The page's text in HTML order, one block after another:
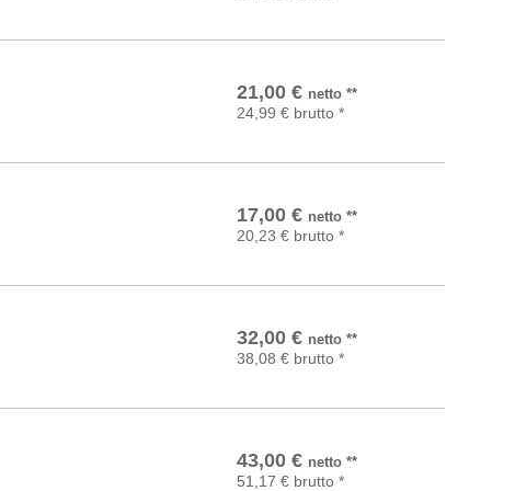
21,00 € netto**
24,99 € brutto *
In den Warenkorb
17,00 € netto**
20,23 € brutto *
In den Warenkorb
32,00 € netto**
38,08 € brutto *
In den Warenkorb
43,00 € netto**
51,17 € brutto *
In den Warenkorb